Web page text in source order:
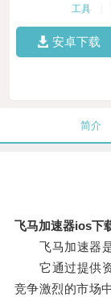
工具
安卓下载
简介
飞马加速器ios下
飞马加速器是
它通过提供资
竞争激烈的市场